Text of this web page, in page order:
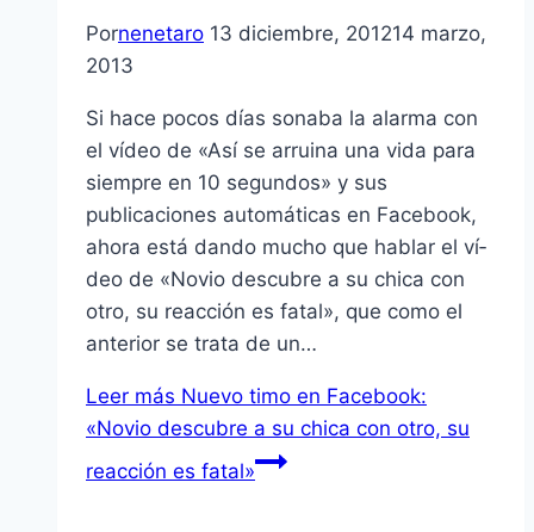
Pornenetaro 13 diciembre, 201214 marzo,
2013
Si hace pocos dí­as sonaba la alarma con
el ví­deo de «Así­ se arruina una vida para
siempre en 10 segundos» y sus
publicaciones automáticas en Facebook,
ahora está dando mucho que hablar el ví­
deo de «Novio descubre a su chica con
otro, su reacción es fatal», que como el
anterior se trata de un…
Leer más Nuevo timo en Facebook:
«Novio descubre a su chica con otro, su
reacción es fatal»